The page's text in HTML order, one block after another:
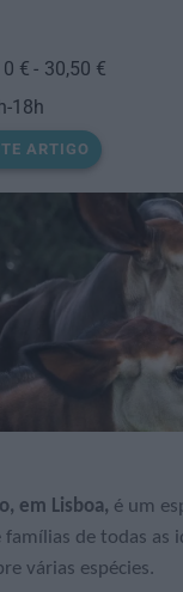
0 €
30,50 €
18h
ARTIGO
em Lisboa, é um
famílias de todas as
várias espécies.